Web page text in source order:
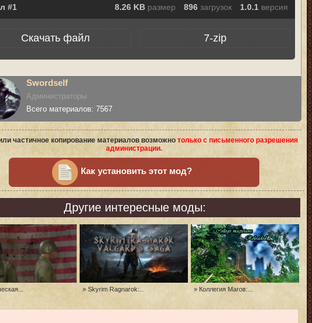
8.26 KB размер 896 загрузок 1.0.1 версия
Скачать файл 7-zip
Swordself
Администраторы
Всего материалов: 7567
частичное копирование материалов возможно только с письменного разрешения
администрации.
Как установить этот мод?
Другие интересные моды:
» Skyrim Ragnarok:... » Коллегия Магов:...